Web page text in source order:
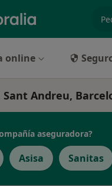
online
Andreu,
aseguradora?
Asisa Sanitas